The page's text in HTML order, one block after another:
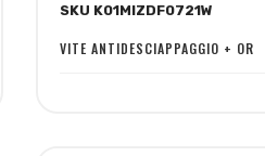
lista
desideri
confronto
SKU K01MIZDF0721W
VITE ANTIDESCIAPPAGGIO + OR